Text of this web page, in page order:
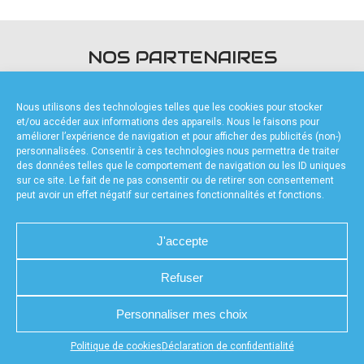
Nous utilisons des technologies telles que les cookies pour stocker
et/ou accéder aux informations des appareils. Nous le faisons pour
améliorer l’expérience de navigation et pour afficher des publicités (non-)
personnalisées. Consentir à ces technologies nous permettra de traiter
des données telles que le comportement de navigation ou les ID uniques
sur ce site. Le fait de ne pas consentir ou de retirer son consentement
peut avoir un effet négatif sur certaines fonctionnalités et fonctions.
J'accepte
Refuser
Personnaliser mes choix
Politique de cookies Déclaration de confidentialité
Appuyez sur le bouton partager en bas de votre
NOS PARTENAIRES
FOURNISSEURS TECHNIQUES
CHARTE DE CONFIDENTIALITÉ
MENTIONS LÉGALES
RÉALISÉ PAR L’AGENCE WEB A3WEB
POLITIQUE DE COOKIES (UE)
DÉCLARATION DE CONFIDENTIALITÉ (UE)